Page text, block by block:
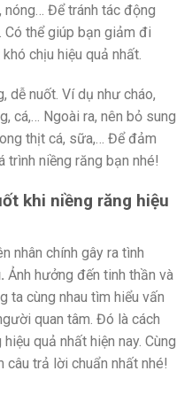
nóng… Để tránh tác động
thể giúp bạn giảm đi
chịu hiệu quả nhất.
dễ nuốt. Ví dụ như cháo,
cá,… Ngoài ra, nên bỏ sung
thịt cá, sữa,… Để đảm
niềng răng bạn nhé!
khi niềng răng hiệu
nhân chính gây ra tình
Ảnh hưởng đến tinh thần và
ta cùng nhau tìm hiểu vấn
quan tâm. Đó là cách
quả nhất hiện nay. Cùng
câu trả lời chuẩn nhất nhé!